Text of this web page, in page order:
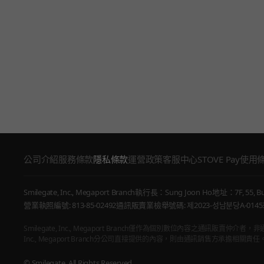
公司介紹服務條款隱私條款運營政策客服中心STOVE Pay使用
Smilegate, Inc., Megaport Branch執行長：Sung Joon Ho地址：7F, 55,
營業執照編號: 813-85-02492通訊販賣業檢舉號碼: 제2023-성남분당A-0145
Smilegate, Inc., Megaport Branch僅作為個別數位內容之通訊販賣仲介者，
Inc., Megaport Branch分公司直接提供的內容，則由通訊銷售方承擔相關責任。